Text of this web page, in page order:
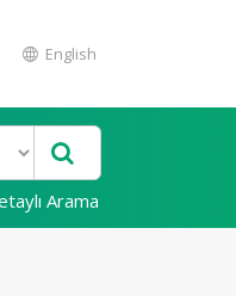
English
Arama